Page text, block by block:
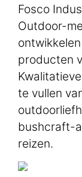
Fosco
Outdoor-
producten
te vullen
bushcraft-
reizen.